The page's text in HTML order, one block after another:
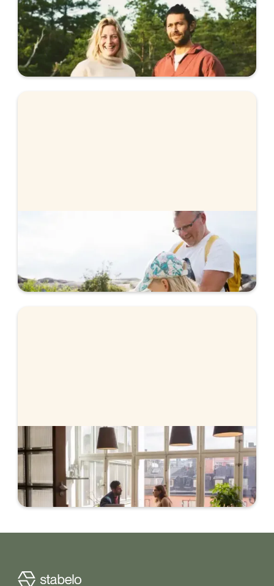
Stabelos bolåneräntor
Vi erbjuder färdigförhandlad ränta, helt utan
förhandling. Se våra räntor.
Vi hjälper dig med bolånet när du köper bostad.
Ansök helt digitalt och få svar direkt.
Flytta ditt bolån till oss
Ansök helt digitalt och signera med BankID. Vi
hjälper dig sedan med flytten av ditt bolån.